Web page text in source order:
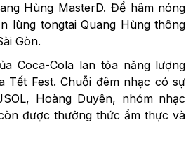
Hùng MasterD. Để hâm nóng
lùng tongtai Quang Hùng thông
Gòn.
Coca-Cola lan tỏa năng lượng
Tết Fest. Chuỗi đêm nhạc có sự
Hoàng Duyên, nhóm nhạc
được thưởng thức ẩm thực và